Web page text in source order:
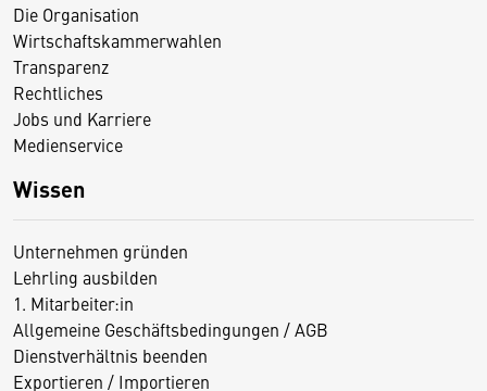
Die Organisation
Wirtschaftskammerwahlen
Transparenz
Rechtliches
Jobs und Karriere
Medienservice
Wissen
Unternehmen gründen
Lehrling ausbilden
1. Mitarbeiter:in
Allgemeine Geschäftsbedingungen / AGB
Dienstverhältnis beenden
Exportieren / Importieren